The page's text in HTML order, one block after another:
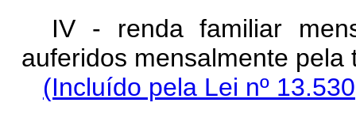
IV - renda familiar
auferidos mensalmente
(Incluído pela Lei nº